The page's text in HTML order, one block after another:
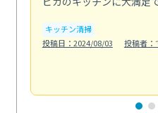
キッチン清掃
投稿日：2024/08/03
投稿者：